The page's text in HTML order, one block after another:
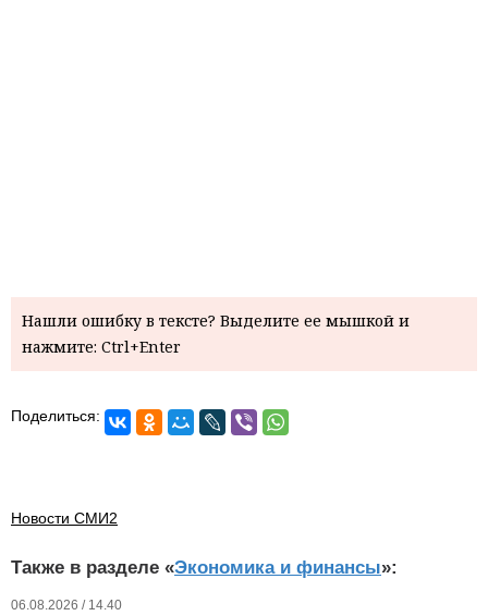
Нашли ошибку в тексте? Выделите ее мышкой и
нажмите: Ctrl+Enter
Поделиться:
Новости СМИ2
Также в разделе «Экономика и финансы»:
06.08.2026 / 14.40